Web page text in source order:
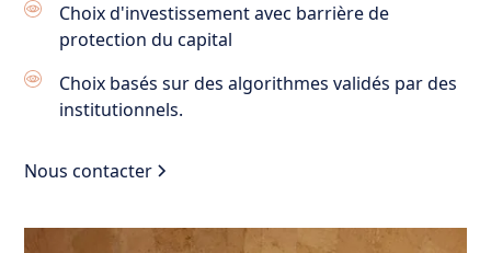
Choix d'investissement avec barrière de
protection du capital
Choix basés sur des algorithmes validés par des
institutionnels.
Nous contacter